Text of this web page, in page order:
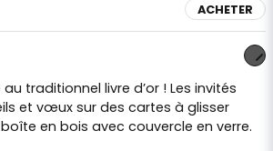
ACHETER
traditionnel livre d’or ! Les invités
et vœux sur des cartes à glisser
en bois avec couvercle en verre.